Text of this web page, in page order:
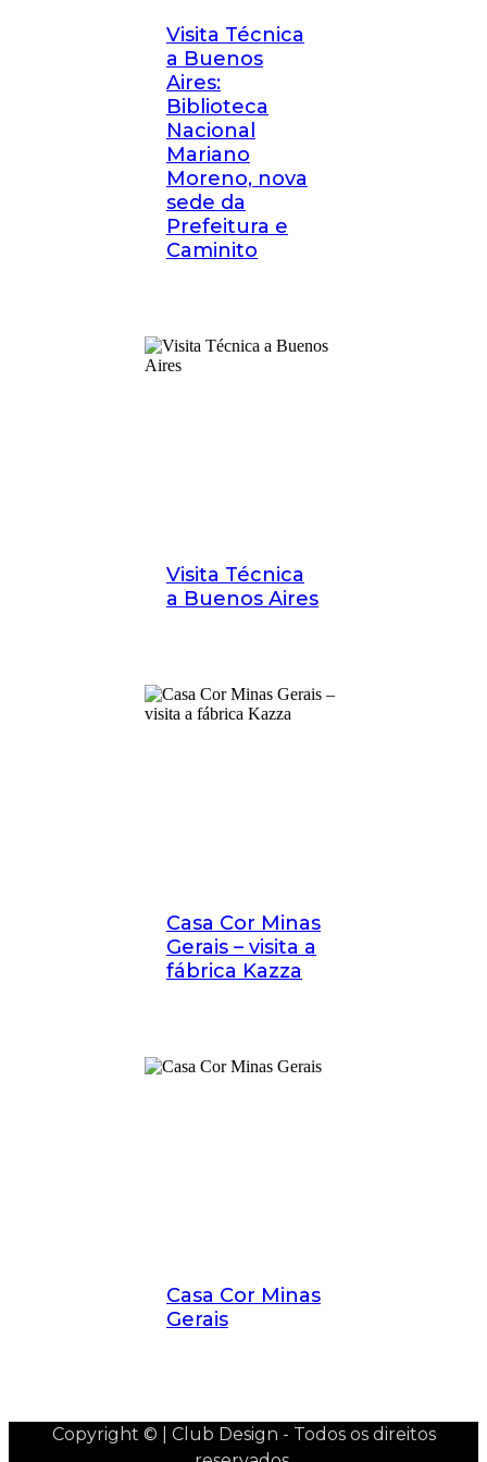
Visita Técnica
a Buenos
Aires:
Biblioteca
Nacional
Mariano
Moreno, nova
sede da
Prefeitura e
Caminito
Visita Técnica
a Buenos Aires
Casa Cor Minas
Gerais – visita a
fábrica Kazza
Casa Cor Minas
Gerais
Copyright © | Club Design - Todos os direitos